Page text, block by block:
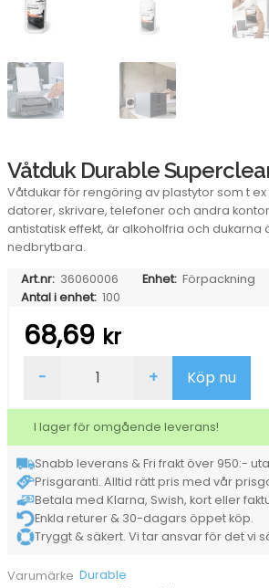
Våtduk Durable
Våtdukar för rengöring av plastytor som t
datorer, skrivare, telefoner och andra
antistatisk effekt, är alkoholfria och dukarna
nedbrytbara.
Art.nr: 36060006 Enhet: Förpackning
Antal i enhet: 100
68,69 kr
Durable
100/fp
mängd
- + Köp nu
I lager för omgående leverans!
Snabb leverans & Fri frakt över 950:-
Prisgaranti. Alltid rätt pris med vår
Betala med Klarna, Swish, kort eller
Enkla returer & 30-dagars öppet köp.
Tryggt & säkert. Vi tar ansvar för det vi
Varumärke Durable